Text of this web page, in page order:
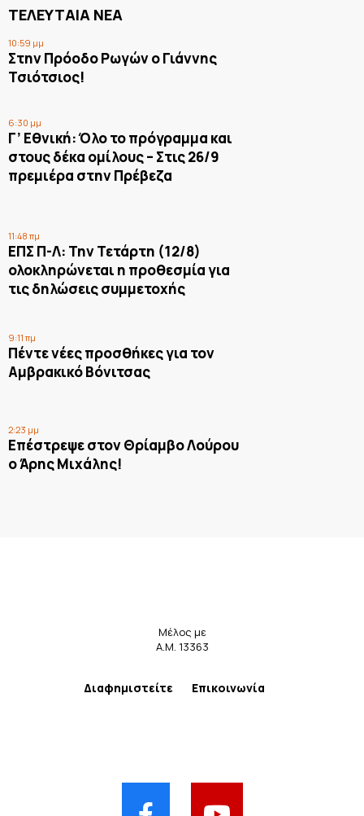
ΤΕΛΕΥΤΑΙΑ ΝΕΑ
10:59 μμ
Στην Πρόοδο Ρωγών ο Γιάννης
Τσιότσιος!
6:30 μμ
Γ’ Εθνική: Όλο το πρόγραμμα και
στους δέκα ομίλους – Στις 26/9
πρεμιέρα στην Πρέβεζα
11:48 πμ
ΕΠΣ Π-Λ: Την Τετάρτη (12/8)
ολοκληρώνεται η προθεσμία για
τις δηλώσεις συμμετοχής
9:11 πμ
Πέντε νέες προσθήκες για τον
Αμβρακικό Βόνιτσας
2:23 μμ
Επέστρεψε στον Θρίαμβο Λούρου
ο Άρης Μιχάλης!
Μέλος με
Α.Μ. 13363
Διαφημιστείτε Επικοινωνία